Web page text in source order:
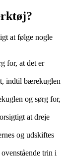
at følge nogle
for, at det er
indtil bærekuglen
og sørg for,
at dreje
og udskiftes
trin i